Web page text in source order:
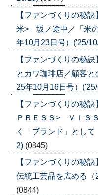
【ファンづくりの秘
米> 坂ノ途中／「米
年10月23日号）('25/
【ファンづくりの秘
とカワ珈琲店／顧客
25年10月16日号）
【ファンづくりの秘
ＰＲＥＳＳ> ＶＩＳ
く「ブランド」とし
2) (0845)
【ファンづくりの秘
伝統工芸品を広める
(0844)